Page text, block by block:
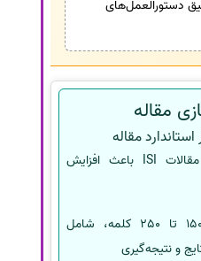
دستورالعمل‌های
مقاله
رعایت ساختار استاندارد مقالات ISI باعث افزایش
150 تا 250 کلمه، شامل
و نتیجه‌گیری